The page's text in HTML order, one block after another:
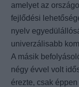
amelyet az
fejlődési
nyelv
univerzálisabb
A másik
négy évvel volt
érezte, csak